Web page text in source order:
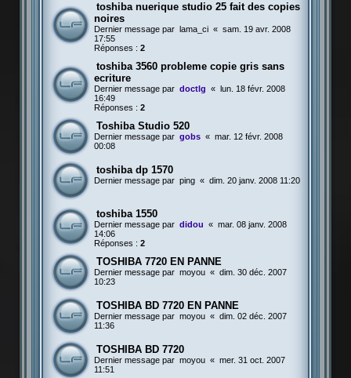
toshiba nuerique studio 25 fait des copies
noires
Dernier message par lama_ci « sam. 19 avr. 2008
17:55
Réponses : 2
toshiba 3560 probleme copie gris sans
ecriture
Dernier message par doctlg «
lun. 18 févr. 2008
16:49
Réponses : 2
Toshiba Studio 520
Dernier message par gobs « mar. 12 févr. 2008
00:08
toshiba dp 1570
Dernier message par ping « dim. 20 janv. 2008 11:20
toshiba 1550
Dernier message par didou « mar. 08 janv. 2008
14:06
Réponses : 2
TOSHIBA 7720 EN PANNE
Dernier message par moyou « dim. 30 déc. 2007
10:23
TOSHIBA BD 7720 EN PANNE
Dernier message par moyou « dim. 02 déc. 2007
11:36
TOSHIBA BD 7720
Dernier message par moyou « mer. 31 oct. 2007
11:51